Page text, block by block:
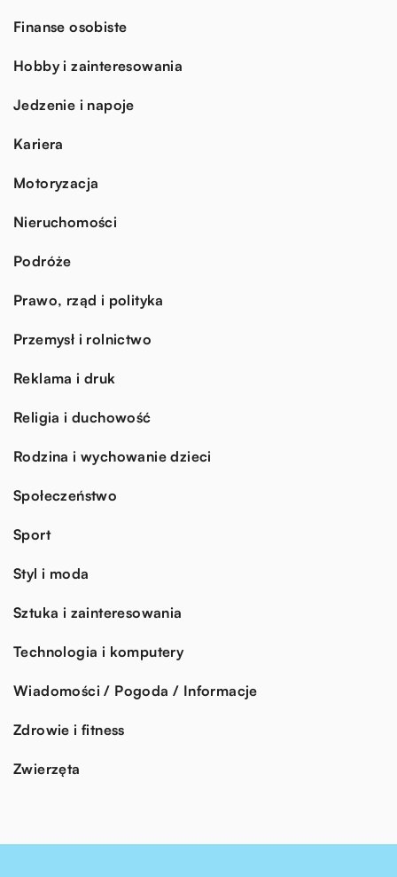
Finanse osobiste
Hobby i zainteresowania
Jedzenie i napoje
Kariera
Motoryzacja
Nieruchomości
Podróże
Prawo, rząd i polityka
Przemysł i rolnictwo
Reklama i druk
Religia i duchowość
Rodzina i wychowanie dzieci
Społeczeństwo
Sport
Styl i moda
Sztuka i zainteresowania
Technologia i komputery
Wiadomości / Pogoda / Informacje
Zdrowie i fitness
Zwierzęta